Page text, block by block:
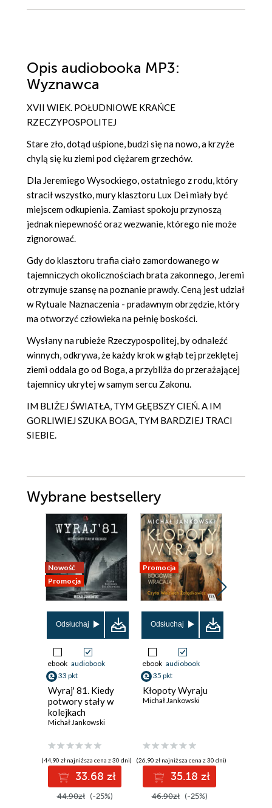
Opis audiobooka MP3:
Wyznawca
XVII WIEK. POŁUDNIOWE KRAŃCE
RZECZYPOSPOLITEJ
Stare zło, dotąd uśpione, budzi się na nowo, a krzyże
chylą się ku ziemi pod ciężarem grzechów.
Dla Jeremiego Wysockiego, ostatniego z rodu, który
stracił wszystko, mury klasztoru Lux Dei miały być
miejscem odkupienia. Zamiast spokoju przynoszą
jednak niepewność oraz wezwanie, którego nie może
zignorować.
Gdy do klasztoru trafia ciało zamordowanego w
tajemniczych okolicznościach brata zakonnego, Jeremi
otrzymuje szansę na poznanie prawdy. Ceną jest udział
w Rytuale Naznaczenia - pradawnym obrzędzie, który
ma otworzyć człowieka na pełnię boskości.
Wysłany na rubieże Rzeczypospolitej, by odnaleźć
winnych, odkrywa, że każdy krok w głąb tej przeklętej
ziemi oddala go od Boga, a przybliża do przerażającej
tajemnicy ukrytej w samym sercu Zakonu.
IM BLIŻEJ ŚWIATŁA, TYM GŁĘBSZY CIEŃ. A IM
GORLIWIEJ SZUKA BOGA, TYM BARDZIEJ TRACI
SIEBIE.
Wybrane bestsellery
Nowość
Promocja
Odsłuchaj
ebook audiobook
33 pkt
Wyraj' 81. Kiedy
potwory stały w
kolejkach
Michał Jankowski
(44,90 zł najniższa cena z 30 dni)
33.68 zł
44.90zł (-25%)
Promocja
Odsłuchaj
ebook audiobook
35 pkt
Kłopoty Wyraju
Michał Jankowski
(26,90 zł najniższa cena z 30 dni)
35.18 zł
46.90zł (-25%)